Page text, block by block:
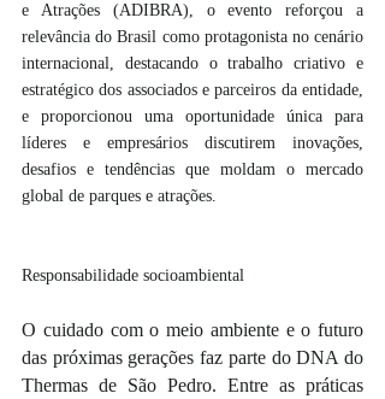
e Atrações (ADIBRA), o evento reforçou a
relevância do Brasil como protagonista no cenário
internacional, destacando o trabalho criativo e
estratégico dos associados e parceiros da entidade,
e proporcionou uma oportunidade única para
líderes e empresários discutirem inovações,
desafios e tendências que moldam o mercado
global de parques e atrações.
Responsabilidade socioambiental
O cuidado com o meio ambiente e o futuro
das próximas gerações faz parte do DNA do
Thermas de São Pedro. Entre as práticas